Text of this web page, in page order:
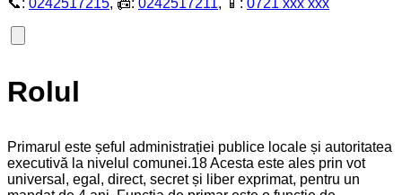
📞: 0242517215, 📠: 0242517211, 📱: 0721 xxx xxx
Rolul
Primarul este șeful administrației publice locale și autoritatea
executivă la nivelul comunei.18 Acesta este ales prin vot
universal, egal, direct, secret și liber exprimat, pentru un